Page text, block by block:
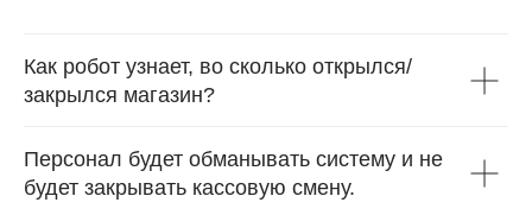
Как робот узнает, во сколько открылся/
закрылся магазин?
Персонал будет обманывать систему и не
будет закрывать кассовую смену.